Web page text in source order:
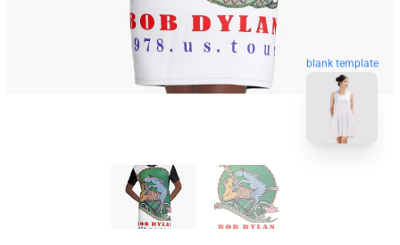
blank template